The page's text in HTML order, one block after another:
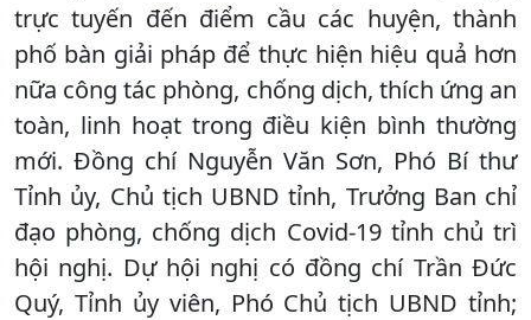
trực tuyến đến điểm cầu các huyện, thành
phố bàn giải pháp để thực hiện hiệu quả hơn
nữa công tác phòng, chống dịch, thích ứng an
toàn, linh hoạt trong điều kiện bình thường
mới. Đồng chí Nguyễn Văn Sơn, Phó Bí thư
Tỉnh ủy, Chủ tịch UBND tỉnh, Trưởng Ban chỉ
đạo phòng, chống dịch Covid-19 tỉnh chủ trì
hội nghị. Dự hội nghị có đồng chí Trần Đức
Quý, Tỉnh ủy viên, Phó Chủ tịch UBND tỉnh;